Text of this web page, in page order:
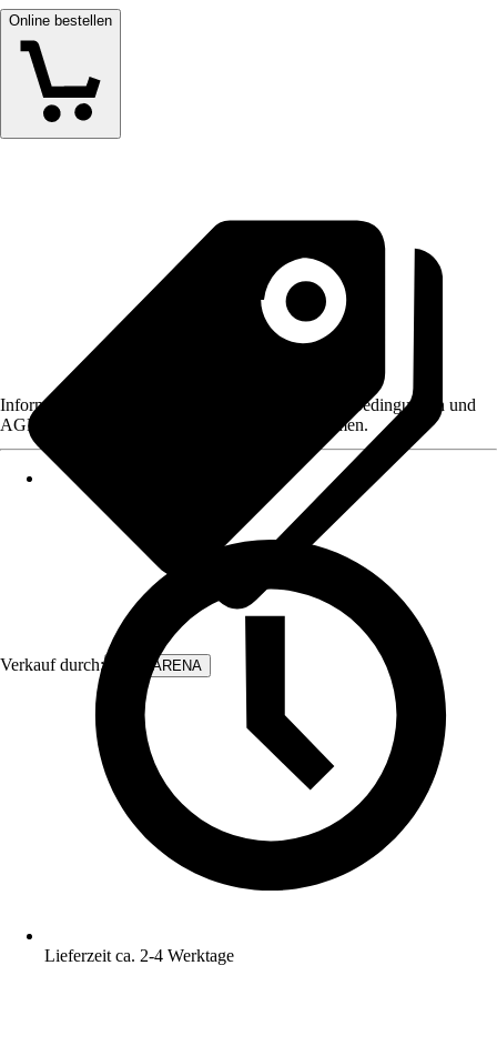
Online bestellen
Verkauf durch: WALLARENA
Informationen des Verkäufers, wie z. B. Rückgabebedingungen und
AGB, finden Sie bei Klick auf den Verkäufernamen.
Lieferzeit ca. 2-4 Werktage